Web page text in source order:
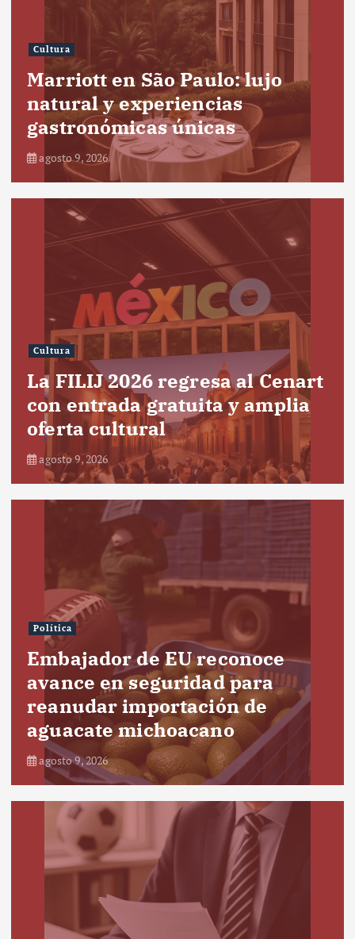
Cultura
Marriott en São Paulo: lujo
natural y experiencias
gastronómicas únicas
agosto 9, 2026
Cultura
La FILIJ 2026 regresa al Cenart
con entrada gratuita y amplia
oferta cultural
agosto 9, 2026
Política
Embajador de EU reconoce
avance en seguridad para
reanudar importación de
aguacate michoacano
agosto 9, 2026